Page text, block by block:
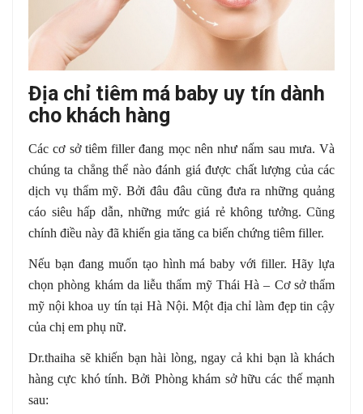
Địa chỉ tiêm má baby uy tín dành
cho khách hàng
Các cơ sở tiêm filler đang mọc nên như nấm sau mưa. Và
chúng ta chẳng thể nào đánh giá được chất lượng của các
dịch vụ thẩm mỹ. Bởi đâu đâu cũng đưa ra những quảng
cáo siêu hấp dẫn, những mức giá rẻ không tưởng. Cũng
chính điều này đã khiến gia tăng ca biến chứng tiêm filler.
Nếu bạn đang muốn tạo hình má baby với filler. Hãy lựa
chọn phòng khám da liễu thẩm mỹ Thái Hà – Cơ sở thẩm
mỹ nội khoa uy tín tại Hà Nội. Một địa chỉ làm đẹp tin cậy
của chị em phụ nữ.
Dr.thaiha sẽ khiến bạn hài lòng, ngay cả khi bạn là khách
hàng cực khó tính. Bởi Phòng khám sở hữu các thế mạnh
sau: